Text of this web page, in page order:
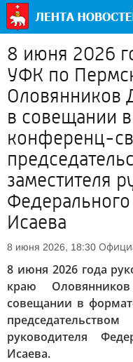
8 июня 2026
УФК по
Оловянников
в совещании
конференц-
заместителя
Федерального
Исаева
8 июня 2026, 18:30
8 июня 2026 года
краю
совещании в
руководителя
Исаева.